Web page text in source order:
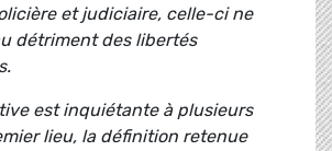
et judiciaire, celle-ci ne
détriment des libertés
est inquiétante à plusieurs
lieu, la définition retenue